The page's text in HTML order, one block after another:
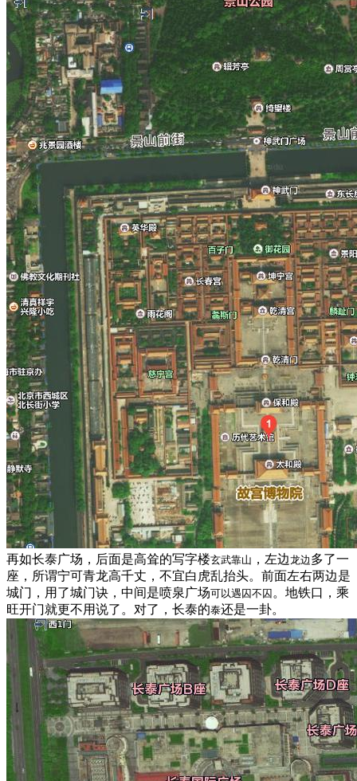
再如长泰广场，后面是高耸的写字楼玄武靠山 ，左边龙边 多了一
座，所谓宁可青龙高千丈，不宜白虎乱抬头。前面左右两边是
城门，用了城门诀，中间是喷泉广场可以遇囚不囚 。地铁口，乘
旺开门就更不用说了。对了，长泰的泰还是一卦。